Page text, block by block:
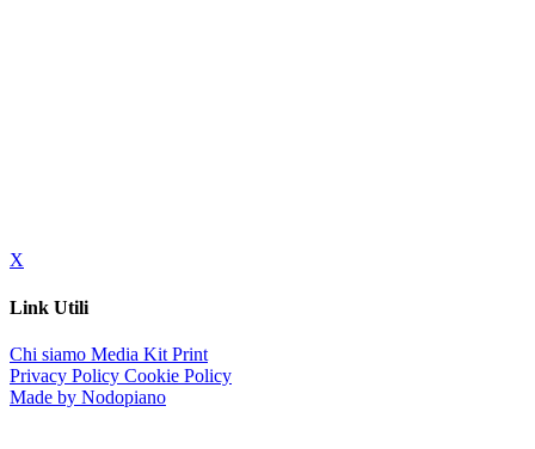
X
Link Utili
Chi siamo Media Kit Print
Privacy Policy Cookie Policy
Made by Nodopiano